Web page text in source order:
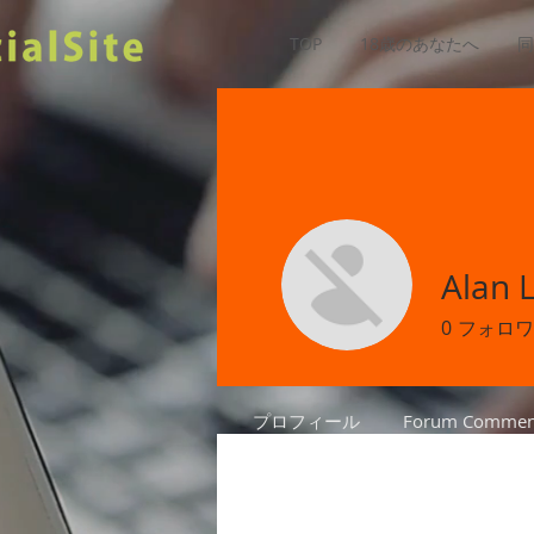
TOP 18歳のあなたへ
Alan
0 フォロ
プロフィール Forum